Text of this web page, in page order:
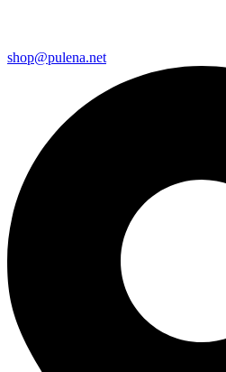
shop@pulena.net